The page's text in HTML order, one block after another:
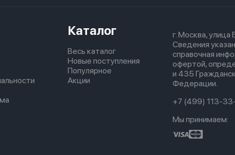
Каталог
Весь каталог
Новые поступления
Популярное
Акции
г. Москва, улица
Сведения
справочная
офертой,
и 435
Федерации.
+7 (499) 113-
Мы принимаем: